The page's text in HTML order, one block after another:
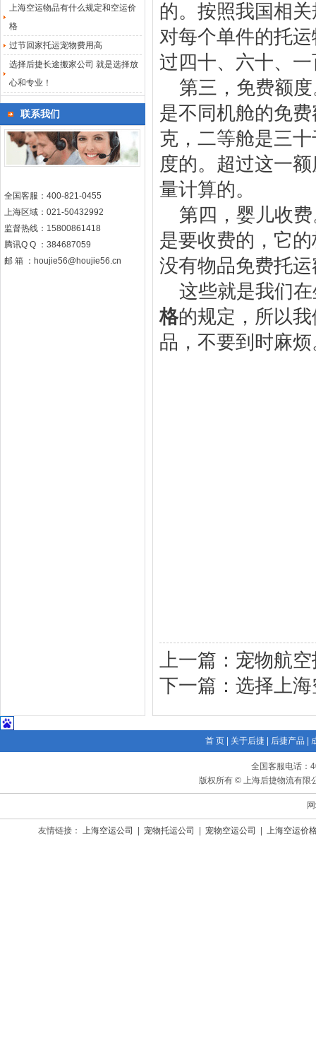
上海空运物品有什么规定和空运价
格
过节回家托运宠物费用高
选择后捷长途搬家公司 就是选择放
心和专业！
联系我们
全国客服：400-821-0455
上海区域：021-50432992
监督热线：15800861418
腾讯Q Q ：384687059
邮 箱 ：houjie56@houjie56.cn
的。按照我国相
对每个单件的托
过四十、六十、
第三，免费额
是不同机舱的免
克，二等舱是三
度的。超过这一
量计算的。
第四，婴儿收
是要收费的，它
没有物品免费托
这些就是我们
格的规定，所以
品，不要到时麻烦
上一篇： 宠物航
下一篇： 选择上
首 页 关于后捷 后捷产品
全国客服电话：
版权所有 © 上海后捷物流有限
友情链接： 上海空运公司 宠物托运公司 宠物空运公司 上海空运价